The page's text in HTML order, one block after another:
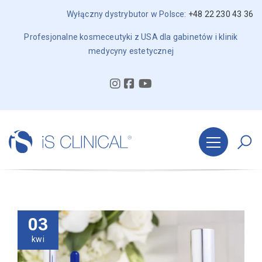
Wyłączny dystrybutor w Polsce: +48 22 230 43 36
Profesjonalne kosmeceutyki z USA dla gabinetów i klinik
medycyny estetycznej
03
kwi